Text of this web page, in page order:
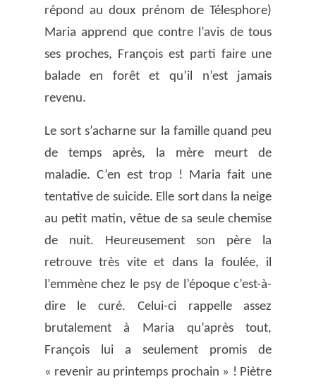
répond au doux prénom de Télesphore)
Maria apprend que contre l’avis de tous
ses proches, François est parti faire une
balade en forêt et qu’il n’est jamais
revenu.
Le sort s’acharne sur la famille quand peu
de temps après, la mère meurt de
maladie. C’en est trop ! Maria fait une
tentative de suicide. Elle sort dans la neige
au petit matin, vêtue de sa seule chemise
de nuit. Heureusement son père la
retrouve très vite et dans la foulée, il
l’emmène chez le psy de l’époque c’est-à-
dire le curé. Celui-ci rappelle assez
brutalement à Maria qu’après tout,
François lui a seulement promis de
« revenir au printemps prochain » ! Piètre